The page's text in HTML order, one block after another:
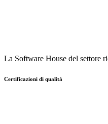
La Software House del settore
Certificazioni di qualità